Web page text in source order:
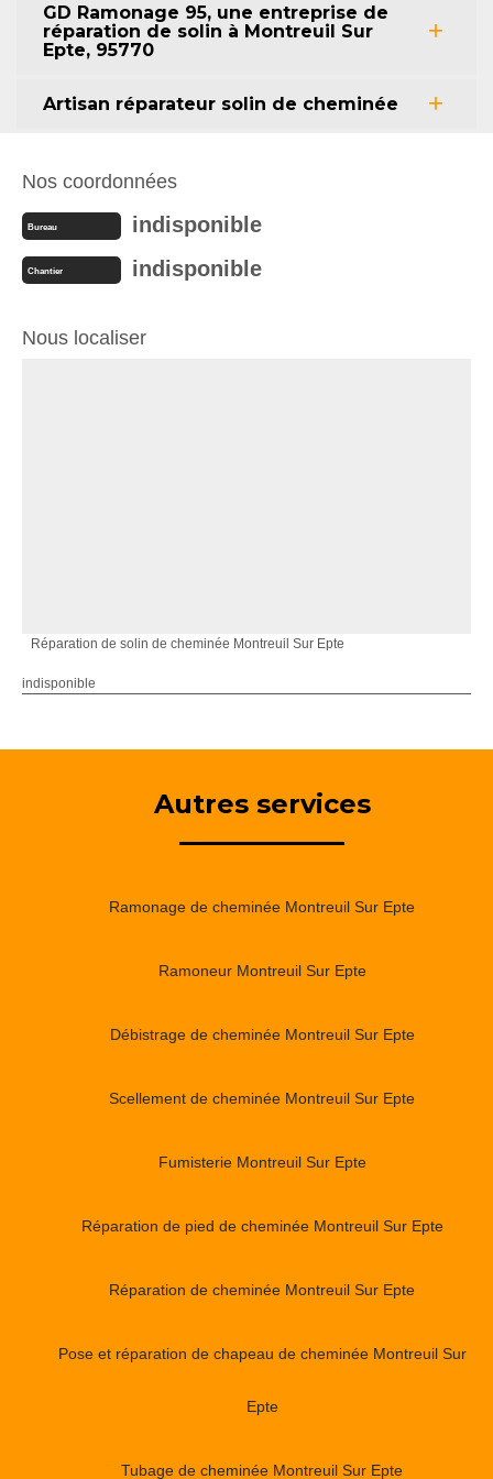
GD Ramonage 95, une entreprise de
réparation de solin à Montreuil Sur
Epte, 95770
Artisan réparateur solin de cheminée
Nos coordonnées
Bureau indisponible
Chantier indisponible
Nous localiser
Réparation de solin de cheminée Montreuil Sur Epte
indisponible
Autres services
Ramonage de cheminée Montreuil Sur Epte
Ramoneur Montreuil Sur Epte
Débistrage de cheminée Montreuil Sur Epte
Scellement de cheminée Montreuil Sur Epte
Fumisterie Montreuil Sur Epte
Réparation de pied de cheminée Montreuil Sur Epte
Réparation de cheminée Montreuil Sur Epte
Pose et réparation de chapeau de cheminée Montreuil Sur
Epte
Tubage de cheminée Montreuil Sur Epte